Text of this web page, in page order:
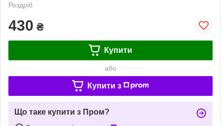
Роздріб
430 ₴
Купити
або
Купити з
Що таке купити з Пром?